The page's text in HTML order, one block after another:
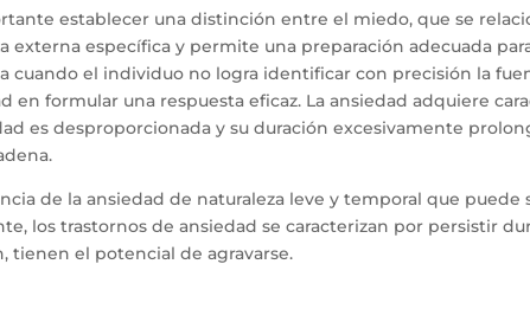
establecer una distinción entre el miedo, que se
externa específica y permite una preparación adecuada
cuando el individuo no logra identificar con precisión la
en formular una respuesta eficaz. La ansiedad adquiere
es desproporcionada y su duración excesivamente
de la ansiedad de naturaleza leve y temporal que
los trastornos de ansiedad se caracterizan por persistir
tienen el potencial de agravarse.